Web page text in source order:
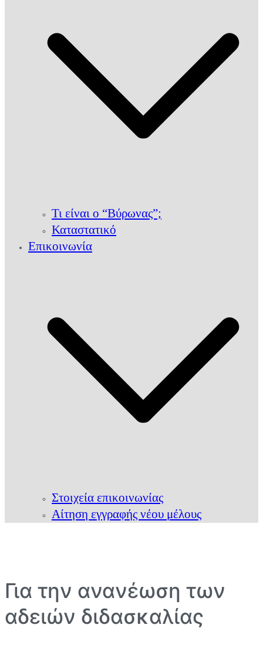
Τι είναι ο “Βύρωνας”;
Καταστατικό
Επικοινωνία
Στοιχεία επικοινωνίας
Αίτηση εγγραφής νέου μέλους
Για την ανανέωση των
αδειών διδασκαλίας